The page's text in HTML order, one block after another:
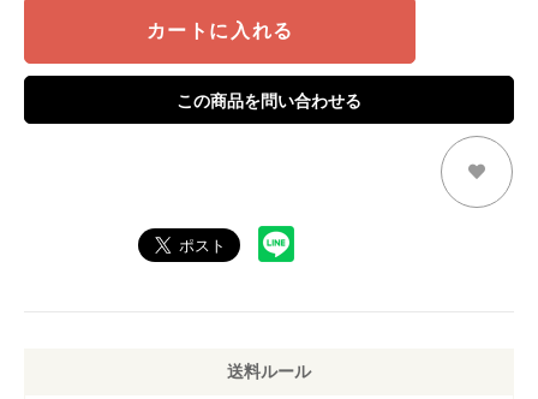
カートに入れる
この商品を問い合わせる
送料ルール